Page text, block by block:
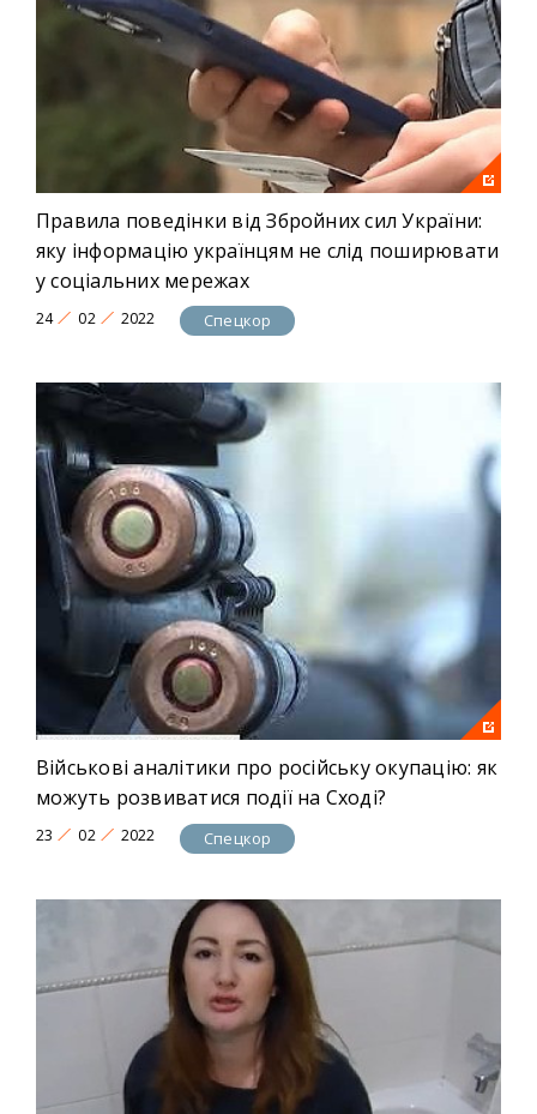
Правила поведінки від Збройних сил України:
яку інформацію українцям не слід поширювати
у соціальних мережах
24 02 2022 Спецкор
Військові аналітики про російську окупацію: як
можуть розвиватися події на Сході?
23 02 2022 Спецкор